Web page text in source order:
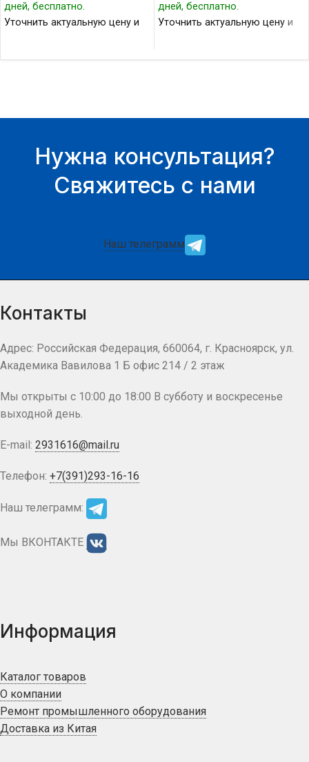
дней, бесплатно.
Уточнить актуальную цену и
дней, бесплатно.
Уточнить актуальную цену и
Нужна консультация?
Свяжитесь с нами
Наш телеграмм
Контакты
Адрес: Российская Федерация, 660064, г. Красноярск, ул.
Академика Вавилова 1 Б офис 214 / 2 этаж
Мы открыты с 10:00 до 18:00 В субботу и воскресенье
выходной день.
E-mail: 2931616@mail.ru
Телефон: +7(391)293-16-16
Наш телеграмм:
Мы ВКОНТАКТЕ
Информация
Каталог товаров
О компании
Ремонт промышленного оборудования
Доставка из Китая